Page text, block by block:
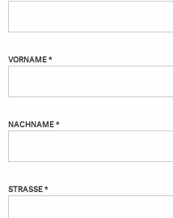
VORNAME *
NACHNAME *
STRASSE *